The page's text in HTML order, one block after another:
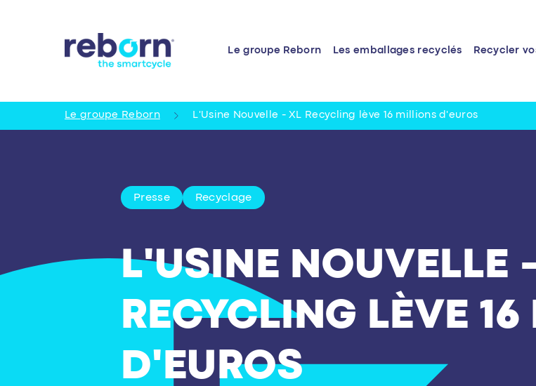
Le groupe Reborn Les emballages recyclés Recycler
Le groupe Reborn L'Usine Nouvelle - XL Recycling lève 16 millions d'euros
Presse Recyclage
L'USINE NOUVELLE
RECYCLING LÈVE
D'EUROS